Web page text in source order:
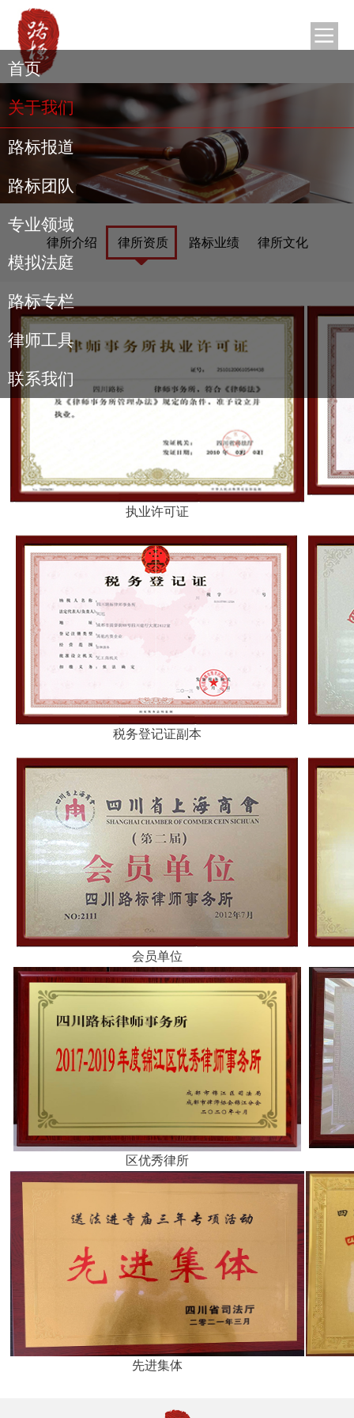
首页
关于我们
路标报道
路标团队
专业领域
模拟法庭
路标专栏
律师工具
联系我们
律所介绍 律所资质 路标业绩 律所文化
执业许可证
税务登记证副本
会员单位
区优秀律所
先进集体